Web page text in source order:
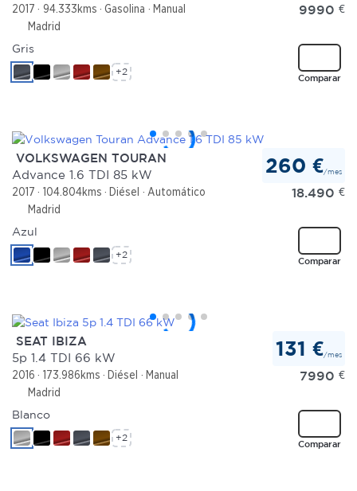
2017 94.333kms Gasolina
Manual
Madrid
9990 €
Comparar
Gris
+2
VOLKSWAGEN TOURAN
Advance 1.6 TDI 85 kW
2017 104.804kms Diésel
Automático
Madrid
260 €/mes
18.490 €
Comparar
Azul
+2
SEAT IBIZA
5p 1.4 TDI 66 kW
2016 173.986kms Diésel
Manual
Madrid
131 €/mes
7990 €
Comparar
Blanco
+2